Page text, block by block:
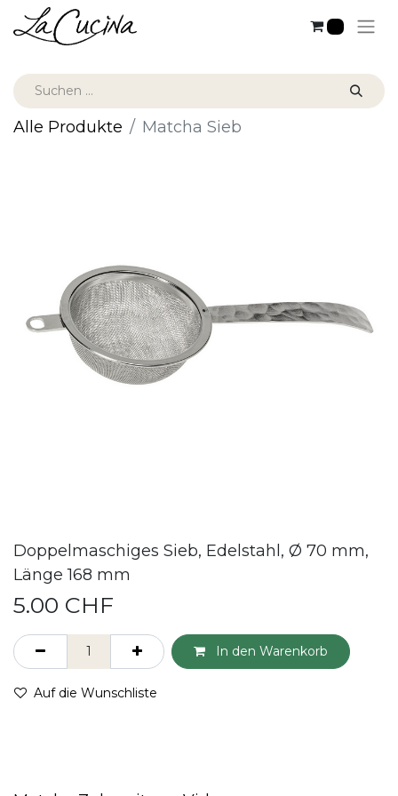
Alle Produkte Matcha Sieb
Doppelmaschiges Sieb, Edelstahl, Ø 70 mm,
Länge 168 mm
5.00 CHF
In den Warenkorb
Auf die Wunschliste